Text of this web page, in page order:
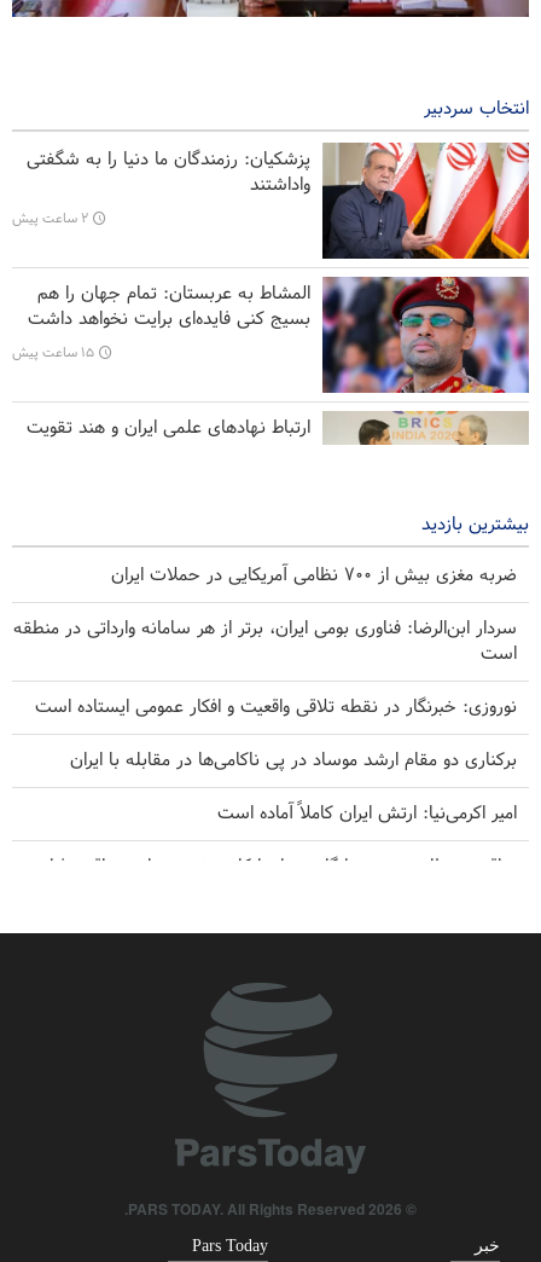
سی‌ان‌ان افشا کرد: ستاد ارتش آمریکا به دنبال راهی برای خروج از
جنگ است
سپاه پاسداران: اعتراف رسانه‌های خارجی به شکست ترامپ حاصل
مجاهدت رسانه‌های انقلابی است
عراقچی خطاب به همسایگان: زمان اتکا به خود و برادری واقعی فرا
رسیده است
عضو ارشد انصارالله: بیانیه‌های شورای امنیت ارزش توجه ندارد
انتخاب سردبیر
پزشکیان: رزمندگان ما دنیا را به شگفتی
واداشتند
۲ ساعت پیش
المشاط به عربستان: تمام جهان را هم
بسیج کنی فایده‌ای برایت نخواهد داشت
۱۵ ساعت پیش
ارتباط نهاد‌های علمی ایران و هند تقویت
بیشترین بازدید
ضربه مغزی بیش از ۷۰۰ نظامی آمریکایی در حملات ایران
سردار ابن‌الرضا: فناوری بومی ایران، برتر از هر سامانه وارداتی در منطقه
است
نوروزی: خبرنگار در نقطه تلاقی واقعیت و افکار عمومی ایستاده است
برکناری دو مقام ارشد موساد در پی ناکامی‌ها در مقابله با ایران
امیر اکرمی‌نیا: ارتش ایران کاملاً آماده است
عراقچی خطاب به همسایگان: زمان اتکا به خود و برادری واقعی فرا
پاسخ قالیباف به ترامپ: این دیپلماسی نمایشی، شکست خورده است
نشریه آمریکایی: ایران بلوف ترامپ را خوانده است
اکونومیست اعلام کرد: توافق با ایران، تنها گزینه عملی برای پایان بحران
© 2026 PARS TODAY. All Rights Reserved.
خبر Pars Today